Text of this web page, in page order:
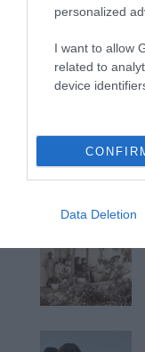
personalized
I want to allow
related to
device
Data Deletion